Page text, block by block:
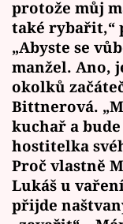
protože můj
také rybařit,“
„Abyste se
manžel. Ano,
okolků
Bittnerová.
kuchař a
hostitelka
Proč vlastně
Lukáš u
přijde